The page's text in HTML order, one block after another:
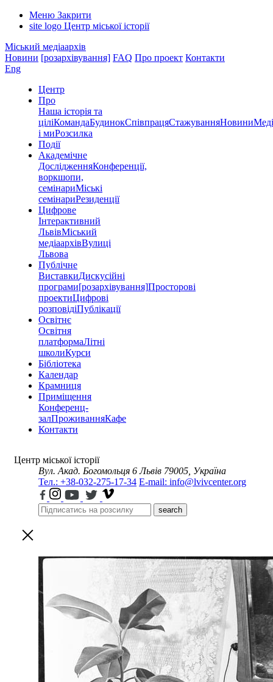
Меню Закрити
site logo Центр міської історії
Міський медіаархів
Новини [розархівування] FAQ Про проект Контакти
Eng
Центр
Про
Наша історія та
ціліКомандаБудинокСпівпрацяСтажуванняНовини
і миРозсилка
Події
Академічне
ДослідженняКонференції,
воркшопи,
семінариМіські
семінариРезиденції
Цифрове
Інтерактивний
ЛьвівМіський
медіаархівВулиці
Львова
Публічне
ВиставкиДискусійні
програми[розархівування]Просторові
проектиЦифрові
розповідіПублікації
Освітнє
Освітня
платформаЛітні
школиКурси
Бібліотека
Календар
Крамниця
Приміщення
Конференц-
залПроживанняКафе
Контакти
Центр міської історії
Вул. Акад. Богомольця 6 Львів 79005, Україна
Тел.: +38-032-275-17-34 E-mail: info@lvivcenter.org
search